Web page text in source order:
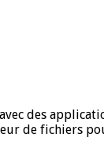
des
de fichiers